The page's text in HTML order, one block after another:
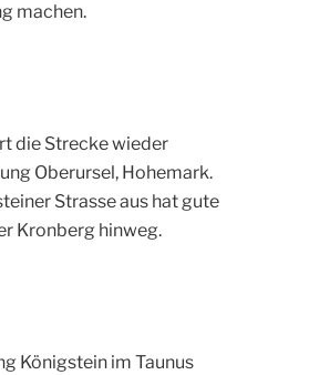
machen.
die Strecke wieder
Oberursel, Hohemark.
Strasse aus hat gute
Kronberg hinweg.
Königstein im Taunus